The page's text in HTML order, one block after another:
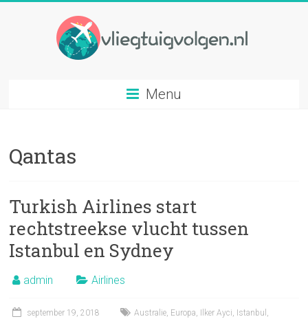
elk
gewenst
op
basis
van
vluchtnummer
Menu
Qantas
Turkish Airlines start
rechtstreekse vlucht tussen
Istanbul en Sydney
admin Airlines
september 19, 2018 Australie, Europa, Ilker Ayci, Istanbul ,